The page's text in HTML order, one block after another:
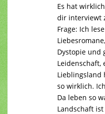
Es hat
dir interviewt
Frage: Ich
Dystopie und
Leidenschaft,
Lieblingsland
so wirklich.
Da leben so
Landschaft